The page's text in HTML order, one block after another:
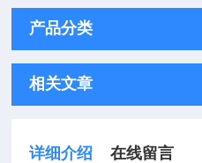
产品分类
相关文章
详细介绍 在线留言